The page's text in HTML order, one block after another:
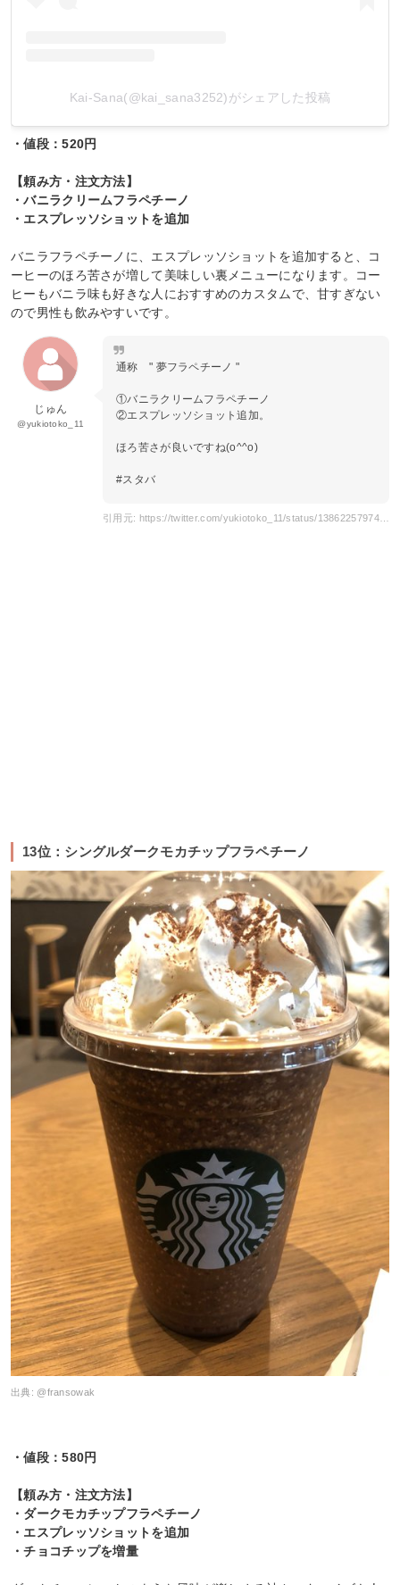
Kai-Sana(@kai_sana3252)がシェアした投稿
・値段：520円
【頼み方・注文方法】
・バニラクリームフラペチーノ
・エスプレッソショットを追加
バニラフラペチーノに、エスプレッソショットを追加すると、コ
ーヒーのほろ苦さが増して美味しい裏メニューになります。コー
ヒーもバニラ味も好きな人におすすめのカスタムで、甘すぎない
ので男性も飲みやすいです。
じゅん
@yukiotoko_11
通称 " 夢フラペチーノ "
①バニラクリームフラペチーノ
②エスプレッソショット追加。
ほろ苦さが良いですね(o^^o)
#スタバ
引用元: https://twitter.com/yukiotoko_11/status/1386225797451575296
13位：シングルダークモカチップフラペチーノ
出典: @fransowak
・値段：580円
【頼み方・注文方法】
・ダークモカチップフラペチーノ
・エスプレッソショットを追加
・チョコチップを増量